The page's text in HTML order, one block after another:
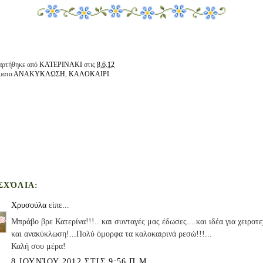
από ΚΑΤΕΡΙΝΑΚΙ στις 8.6.12
ΑΝΑΚΥΚΛΩΣΗ, ΚΑΛΟΚΑΙΡΙ
Χρυσούλα είπε...
Μπράβο βρε Κατερίνα!!!...και συνταγές μας έδωσες....και ιδέα για
και ανακύκλωση!...Πολύ όμορφα τα καλοκαιρινά ρεσώ!!!...
Καλή σου μέρα!